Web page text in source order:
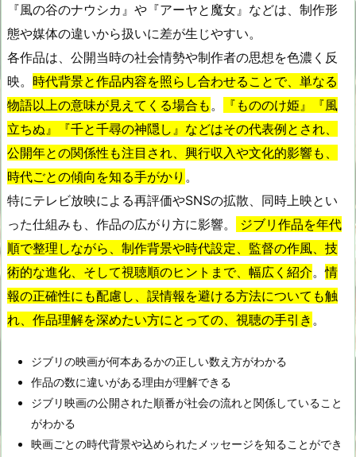
『風の谷のナウシカ』や『アーヤと魔女』などは、制作形
態や媒体の違いから扱いに差が生じやすい。
各作品は、公開当時の社会情勢や制作者の思想を色濃く反
映。 時代背景と作品内容を照らし合わせることで、単なる
物語以上の意味が見えてくる場合も 。
『もののけ姫』『風
立ちぬ』『千と千尋の神隠し』などはその代表例とされ、
公開年との関係性も注目され、興行収入や文化的影響も、
時代ごとの傾向を知る手がかり 。
特にテレビ放映による再評価やSNSの拡散、同時上映とい
った仕組みも、作品の広がり方に影響。
ジブリ作品を年代
順で整理しながら、制作背景や時代設定、監督の作風、技
術的な進化、そして視聴順のヒントまで、幅広く紹介。情
報の正確性にも配慮し、誤情報を避ける方法についても触
れ、作品理解を深めたい方にとっての、視聴の手引き 。
ジブリの映画が何本あるかの正しい数え方がわかる
作品の数に違いがある理由が理解できる
ジブリ映画の公開された順番が社会の流れと関係していること
がわかる
映画ごとの時代背景や込められたメッセージを知ることができ